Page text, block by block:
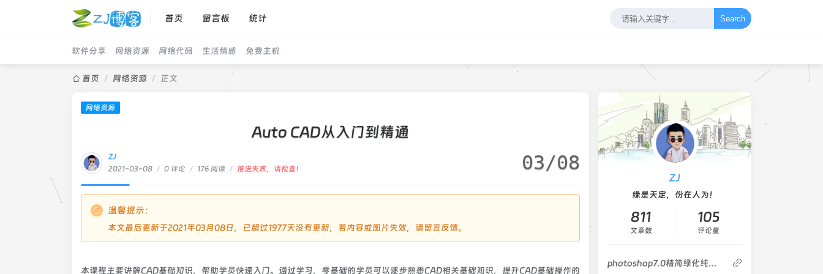
首页 留言板 统计 Search
软件分享 网络资源 网络代码 生活情感 免费主机
首页 / 网络资源 / 正文
网络资源
Auto CAD从入门到精通
ZJ
2021-03-08 / 0 评论 / 176 阅读 / 推送失败，请检查！ 03/08
温馨提示：
本文最后更新于2021年03月08日，已超过1977天没有更新，若内容或图片失效，请留言反馈。
本课程主要讲解CAD基础知识，帮助学员快速入门。通过学习，零基础的学员可以逐步熟悉CAD相关基础知识，提升CAD基础操作的
ZJ
缘是天定，份在人为！
811
文章数
105
评论量
photoshop7.0精简绿化纯净版_仅14MB